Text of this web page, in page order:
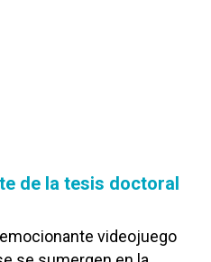
de la tesis doctoral
videojuego